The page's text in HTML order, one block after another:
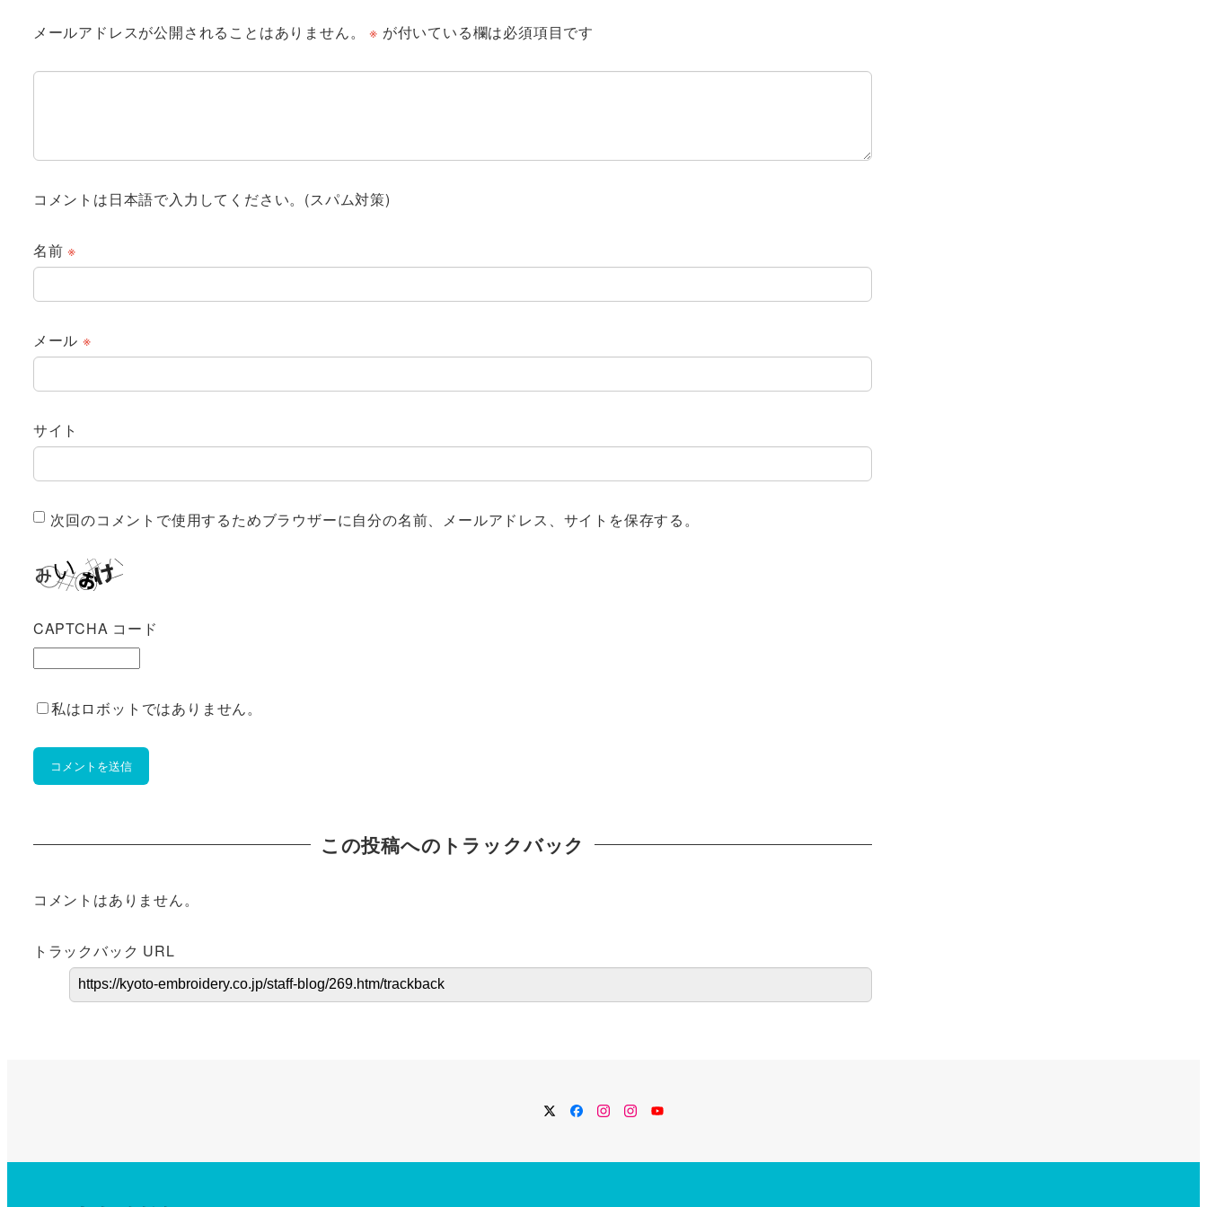
メールアドレスが公開されることはありません。 ※ が付いている欄は必須項目です
コメントは日本語で入力してください。(スパム対策)
名前※
メール ※
サイト
次回のコメントで使用するためブラウザーに自分の名前、メールアドレス、サイトを保存する。
CAPTCHA コード
私はロボットではありません。
この投稿へのトラックバック
コメントはありません。
トラックバック URL
TwitterFacebook
Instagram
Instagram
YouTube